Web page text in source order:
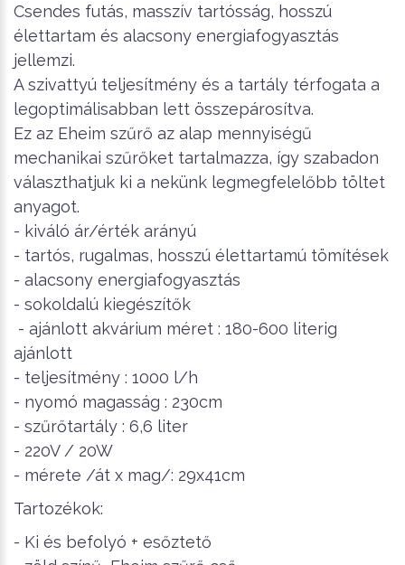
Csendes futás, masszív tartósság, hosszú
élettartam és alacsony energiafogyasztás
jellemzi.
A szivattyú teljesítmény és a tartály térfogata a
legoptimálisabban lett összepárosítva.
Ez az Eheim szűrő az alap mennyiségű
mechanikai szűrőket tartalmazza, így szabadon
választhatjuk ki a nekünk legmegfelelőbb töltet
anyagot.
- kiváló ár/érték arányú
- tartós, rugalmas, hosszú élettartamú tömítések
- alacsony energiafogyasztás
- sokoldalú kiegészítők
- ajánlott akvárium méret : 180-600 literig
ajánlott
- teljesítmény : 1000 l/h
- nyomó magasság : 230cm
- szűrőtartály : 6,6 liter
- 220V / 20W
- mérete /át x mag/: 29x41cm
Tartozékok:
- Ki és befolyó + esőztető